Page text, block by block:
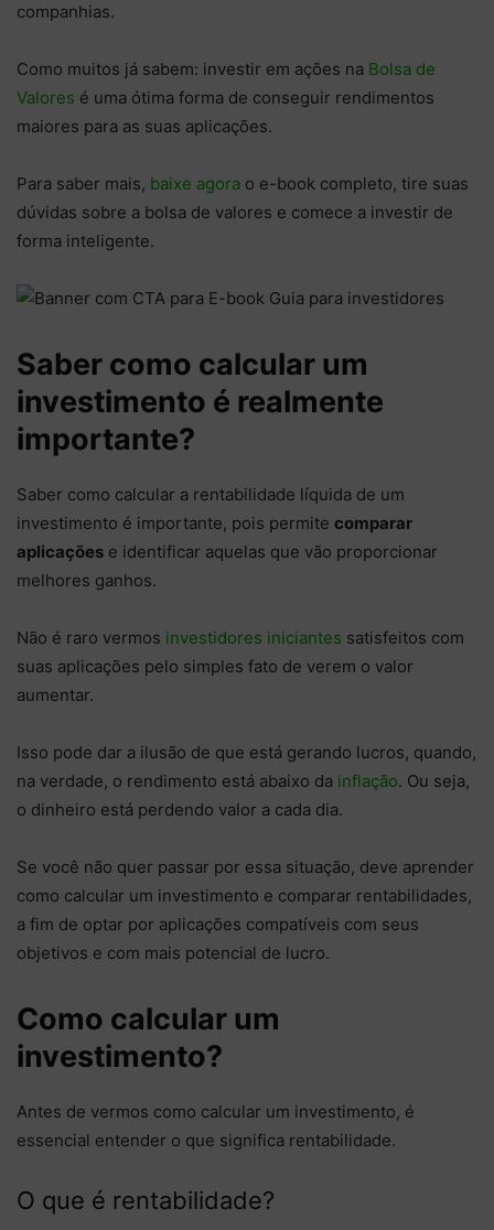
companhias.
Como muitos já sabem: investir em ações na Bolsa de
Valores é uma ótima forma de conseguir rendimentos
maiores para as suas aplicações.
Para saber mais, baixe agora o e-book completo, tire suas
dúvidas sobre a bolsa de valores e comece a investir de
forma inteligente.
Saber como calcular um
investimento é realmente
importante?
Saber como calcular a rentabilidade líquida de um
investimento é importante, pois permite comparar
aplicações e identificar aquelas que vão proporcionar
melhores ganhos.
Não é raro vermos investidores iniciantes satisfeitos com
suas aplicações pelo simples fato de verem o valor
aumentar.
Isso pode dar a ilusão de que está gerando lucros, quando,
na verdade, o rendimento está abaixo da inflação. Ou seja,
o dinheiro está perdendo valor a cada dia.
Se você não quer passar por essa situação, deve aprender
como calcular um investimento e comparar rentabilidades,
a fim de optar por aplicações compatíveis com seus
objetivos e com mais potencial de lucro.
Como calcular um
investimento?
Antes de vermos como calcular um investimento, é
essencial entender o que significa rentabilidade.
O que é rentabilidade?